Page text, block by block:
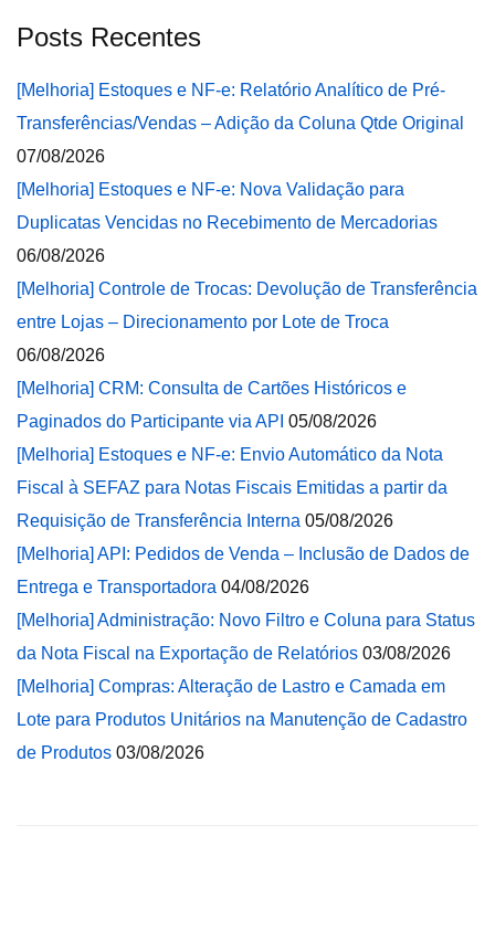
Posts Recentes
[Melhoria] Estoques e NF-e: Relatório Analítico de Pré-
Transferências/Vendas – Adição da Coluna Qtde Original
07/08/2026
[Melhoria] Estoques e NF-e: Nova Validação para
Duplicatas Vencidas no Recebimento de Mercadorias
06/08/2026
[Melhoria] Controle de Trocas: Devolução de Transferência
entre Lojas – Direcionamento por Lote de Troca
06/08/2026
[Melhoria] CRM: Consulta de Cartões Históricos e
Paginados do Participante via API 05/08/2026
[Melhoria] Estoques e NF-e: Envio Automático da Nota
Fiscal à SEFAZ para Notas Fiscais Emitidas a partir da
Requisição de Transferência Interna 05/08/2026
[Melhoria] API: Pedidos de Venda – Inclusão de Dados de
Entrega e Transportadora 04/08/2026
[Melhoria] Administração: Novo Filtro e Coluna para Status
da Nota Fiscal na Exportação de Relatórios 03/08/2026
[Melhoria] Compras: Alteração de Lastro e Camada em
Lote para Produtos Unitários na Manutenção de Cadastro
de Produtos 03/08/2026